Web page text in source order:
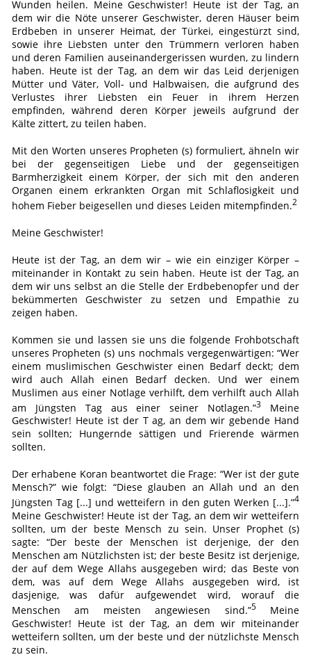
Wunden heilen. Meine Geschwister! Heute ist der Tag, an
dem wir die Nöte unserer Geschwister, deren Häuser beim
Erdbeben in unserer Heimat, der Türkei, eingestürzt sind,
sowie ihre Liebsten unter den Trümmern verloren haben
und deren Familien auseinandergerissen wurden, zu lindern
haben. Heute ist der Tag, an dem wir das Leid derjenigen
Mütter und Väter, Voll- und Halbwaisen, die aufgrund des
Verlustes ihrer Liebsten ein Feuer in ihrem Herzen
empfinden, während deren Körper jeweils aufgrund der
Kälte zittert, zu teilen haben.
Mit den Worten unseres Propheten (s) formuliert, ähneln wir
bei der gegenseitigen Liebe und der gegenseitigen
Barmherzigkeit einem Körper, der sich mit den anderen
Organen einem erkrankten Organ mit Schlaflosigkeit und
hohem Fieber beigesellen und dieses Leiden mitempfinden.2
Meine Geschwister!
Heute ist der Tag, an dem wir – wie ein einziger Körper –
miteinander in Kontakt zu sein haben. Heute ist der Tag, an
dem wir uns selbst an die Stelle der Erdbebenopfer und der
bekümmerten Geschwister zu setzen und Empathie zu
zeigen haben.
Kommen sie und lassen sie uns die folgende Frohbotschaft
unseres Propheten (s) uns nochmals vergegenwärtigen: “Wer
einem muslimischen Geschwister einen Bedarf deckt; dem
wird auch Allah einen Bedarf decken. Und wer einem
Muslimen aus einer Notlage verhilft, dem verhilft auch Allah
am Jüngsten Tag aus einer seiner Notlagen.”3
Meine
Geschwister! Heute ist der T ag, an dem wir gebende Hand
sein sollten; Hungernde sättigen und Frierende wärmen
sollten.
Der erhabene Koran beantwortet die Frage: “Wer ist der gute
Mensch?” wie folgt: “Diese glauben an Allah und an den
Jüngsten Tag [...] und wetteifern in den guten Werken [...].”4
Meine Geschwister! Heute ist der Tag, an dem wir wetteifern
sollten, um der beste Mensch zu sein. Unser Prophet (s)
sagte: “Der beste der Menschen ist derjenige, der den
Menschen am Nützlichsten ist; der beste Besitz ist derjenige,
der auf dem Wege Allahs ausgegeben wird; das Beste von
dem, was auf dem Wege Allahs ausgegeben wird, ist
dasjenige, was dafür aufgewendet wird, worauf die
Menschen am meisten angewiesen sind.”5Meine
Geschwister! Heute ist der Tag, an dem wir miteinander
wetteifern sollten, um der beste und der nützlichste Mensch
zu sein.